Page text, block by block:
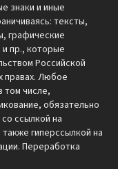
знаки и иные
тексты,
графические
пр., которые
Российской
правах. Любое
том числе,
обязательно
ссылкой на
гиперссылкой на
Переработка